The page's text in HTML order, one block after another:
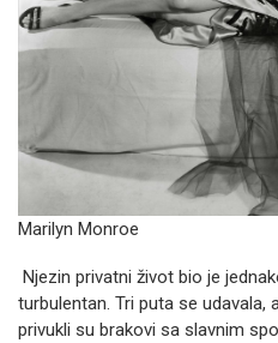
Marilyn Monroe
Njezin privatni život bio je
turbulentan. Tri puta se
privukli su brakovi sa slavnim